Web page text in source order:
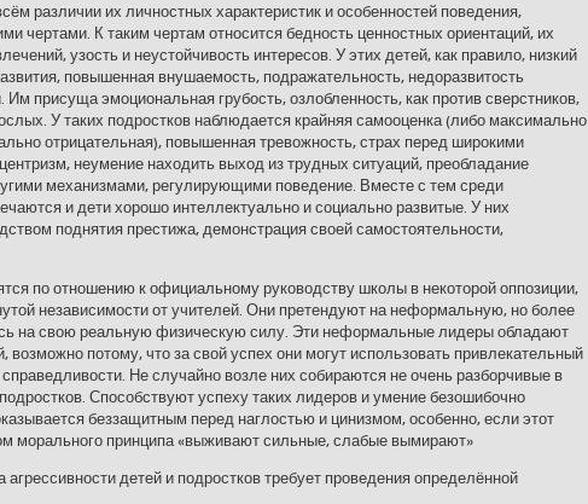
различии их личностных характеристик и особенностей поведения,
чертами. К таким чертам относится бедность ценностных ориентаций, их
узость и неустойчивость интересов. У этих детей, как правило, низкий
повышенная внушаемость, подражательность, недоразвитость
присуща эмоциональная грубость, озлобленность, как против сверстников,
У таких подростков наблюдается крайняя самооценка (либо максимально
отрицательная), повышенная тревожность, страх перед широкими
неумение находить выход из трудных ситуаций, преобладание
механизмами, регулирующими поведение. Вместе с тем среди
и дети хорошо интеллектуально и социально развитые. У них
поднятия престижа, демонстрация своей самостоятельности,
по отношению к официальному руководству школы в некоторой оппозиции,
независимости от учителей. Они претендуют на неформальную, но более
на свою реальную физическую силу. Эти неформальные лидеры обладают
потому, что за свой успех они могут использовать привлекательный
Не случайно возле них собираются не очень разборчивые в
Способствуют успеху таких лидеров и умение безошибочно
беззащитным перед наглостью и цинизмом, особенно, если этот
морального принципа «выживают сильные, слабые вымирают»
агрессивности детей и подростков требует проведения определённой